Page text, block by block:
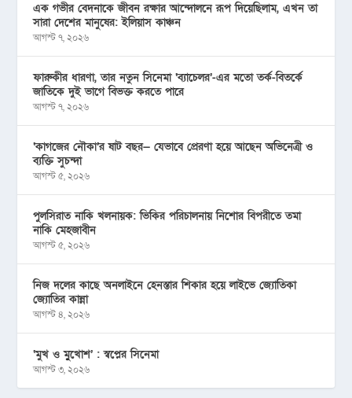
এক গভীর বেদনাকে জীবন রক্ষার আন্দোলনে রূপ দিয়েছিলাম, এখন তা
সারা দেশের মানুষের: ইলিয়াস কাঞ্চন
আগস্ট ৭, ২০২৬
ফারুকীর ধারণা, তার নতুন সিনেমা ‘ব্যাচেলর’-এর মতো তর্ক-বিতর্কে
জাতিকে দুই ভাগে বিভক্ত করতে পারে
আগস্ট ৭, ২০২৬
‘কাগজের নৌকা’র ষাট বছর— যেভাবে প্রেরণা হয়ে আছেন অভিনেত্রী ও
ব্যক্তি সুচন্দা
আগস্ট ৫, ২০২৬
পুলসিরাত নাকি খলনায়ক: ভিকির পরিচালনায় নিশোর বিপরীতে তমা
নাকি মেহজাবীন
আগস্ট ৫, ২০২৬
নিজ দলের কাছে অনলাইনে হেনস্তার শিকার হয়ে লাইভে জ্যোতিকা
জ্যোতির কান্না
আগস্ট ৪, ২০২৬
‘মুখ ও মু্খোশ’ : স্বপ্নের সিনেমা
আগস্ট ৩, ২০২৬